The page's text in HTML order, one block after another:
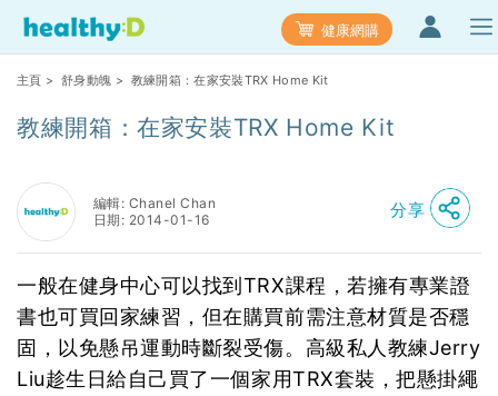
健康網購
主頁 > 舒身動魄 > 教練開箱：在家安裝TRX Home Kit
教練開箱：在家安裝TRX Home Kit
編輯: Chanel Chan
日期: 2014-01-16
分享
一般在健身中心可以找到TRX課程，若擁有專業證
書也可買回家練習，但在購買前需注意材質是否穩
固，以免懸吊運動時斷裂受傷。高級私人教練Jerry
Liu趁生日給自己買了一個家用TRX套裝，把懸掛繩